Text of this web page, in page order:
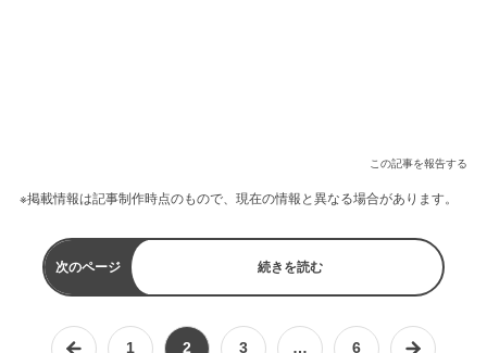
この記事を報告する
※掲載情報は記事制作時点のもので、現在の情報と異なる場合があります。
次のページ 続きを読む
1 2 3 … 6